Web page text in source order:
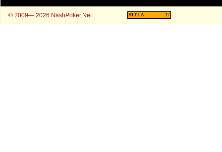
© 2009— 2026 NashPoker.Net HIT.UA 17